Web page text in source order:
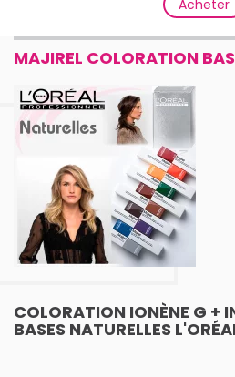
Acheter
MAJIREL COLORATION
COLORATION IONÈNE G +
BASES NATURELLES